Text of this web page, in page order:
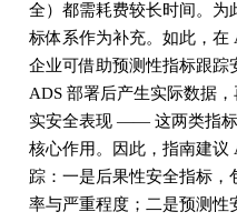
全）都需耗费较长时间。为
标体系作为补充。如此，在
企业可借助预测性指标跟踪
ADS 部署后产生实际数据
实安全表现 —— 这两类指标
核心作用。因此，指南建议
踪：一是后果性安全指标，
率与严重程度；二是预测性